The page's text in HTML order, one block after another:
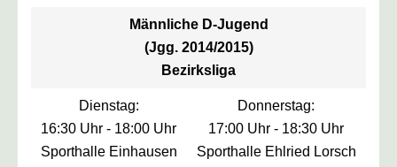
Männliche D-Jugend
(Jgg. 2014/2015)
Bezirksliga
Dienstag:
16:30 Uhr - 18:00 Uhr
Sporthalle Einhausen
Donnerstag:
17:00 Uhr - 18:30 Uhr
Sporthalle Ehlried Lorsch